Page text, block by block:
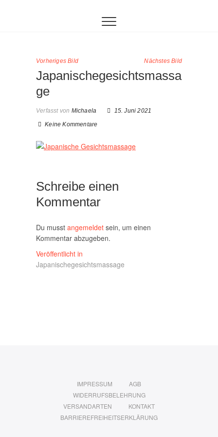
Vorheriges Bild Nächstes Bild
Japanischegesichtsmassa
ge
Verfasst von Michaela
15. Juni 2021
Keine Kommentare
Schreibe einen
Kommentar
Du musst angemeldet sein, um einen
Kommentar abzugeben.
Beitragsnavigation
Veröffentlicht in
Japanischegesichtsmassage
IMPRESSUM
AGB
WIDERRUFSBELEHRUNG
VERSANDARTEN
KONTAKT
BARRIEREFREIHEITSERKLÄRUNG